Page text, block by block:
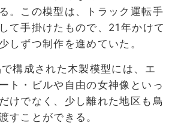
。この模型は、トラック運転手
て手掛けたもので、21年かけて
しずつ制作を進めていた。
構成された木製模型には、エ
ト・ビルや自由の女神像といっ
けでなく、少し離れた地区も鳥
すことができる。